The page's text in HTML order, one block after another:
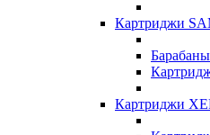
Картриджи
Картриджи